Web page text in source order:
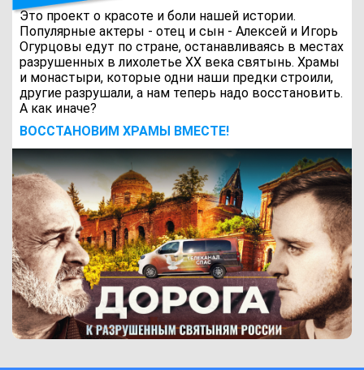
Это проект о красоте и боли нашей истории.
Популярные актеры - отец и сын - Алексей и Игорь
Огурцовы едут по стране, останавливаясь в местах
разрушенных в лихолетье ХХ века святынь. Храмы
и монастыри, которые одни наши предки строили,
другие разрушали, а нам теперь надо восстановить.
А как иначе?
ВОCСТАНОВИМ ХРАМЫ ВМЕСТЕ!